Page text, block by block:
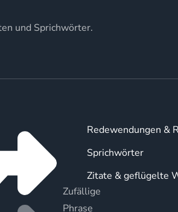
und Sprichwörter.
Zufällige
Phrase
Redewendungen &
Sprichwörter
Zitate & geflügelte